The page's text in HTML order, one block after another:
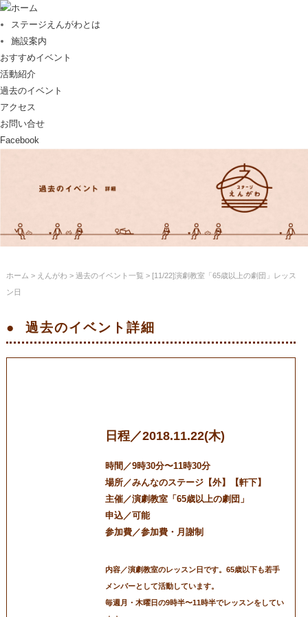
ホーム
ステージえんがわとは
施設案内
おすすめイベント
活動紹介
過去のイベント
アクセス
お問い合せ
Facebook
ホーム > えんがわ> 過去のイベント一覧 > [11/22]演劇教室「65歳以上の劇団」レッス
ン日
過去のイベント 詳細
日程／2018.11.22(木)
時間／9時30分〜11時30分
場所／みんなのステージ【外】【軒下】
主催／演劇教室「65歳以上の劇団」
申込／可能
参加費／参加費・月謝制
内容／演劇教室のレッスン日です。65歳以下も若手
メンバーとして活動しています。
毎週月・木曜日の9時半〜11時半でレッスンをしてい